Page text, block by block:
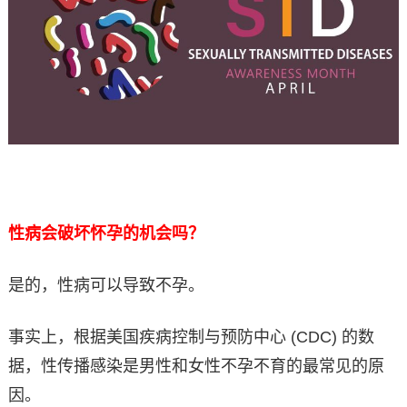
性病会破坏怀孕的机会吗？
是的，性病可以导致不孕。
事实上，根据美国疾病控制与预防中心 (CDC) 的数
据，性传播感染是男性和女性不孕不育的最常见的原
因。